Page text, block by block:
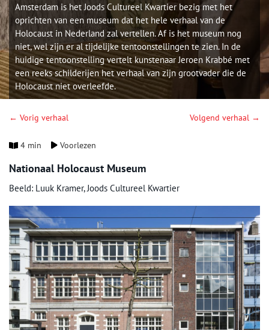
Amsterdam is het Joods Cultureel Kwartier bezig met het
oprichten van een museum dat het hele verhaal van de
Holocaust in Nederland zal vertellen. Af is het museum nog
niet, wel zijn er al tijdelijke tentoonstellingen te zien. In de
huidige tentoonstelling vertelt kunstenaar Jeroen Krabbé met
een reeks schilderijen het verhaal van zijn grootvader die de
Holocaust niet overleefde.
← Vorig verhaal Volgend verhaal →
4 min Voorlezen
Nationaal Holocaust Museum
Beeld: Luuk Kramer, Joods Cultureel Kwartier